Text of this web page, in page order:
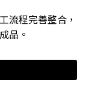
流程完善整合，
品。